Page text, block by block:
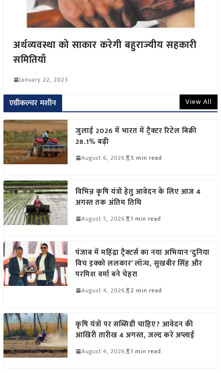
अर्थव्यवस्था को साकार करेगी बहुराज्यीय सहकारी
समितियाँ
January 22, 2023
एग्रीकल्चर मशीन View All
जुलाई 2026 में भारत में ट्रैक्टर रिटेल बिक्री
28.1% बढ़ी
August 6, 2026 5 min read
विभिन्न कृषि यंत्रों हेतु आवेदन के लिए आज 4
अगस्त तक अंतिम तिथि
August 5, 2026 1 min read
पंजाब में महिंद्रा ट्रैक्टर्स का नया अभियान ‘दुनिया
विच इक्को ललकार’ लॉन्च, सुखबीर सिंह और
परमिश वर्मा बने चेहरा
August 4, 2026 2 min read
कृषि यंत्रों पर सब्सिडी चाहिए? आवेदन की
आखिरी तारीख 4 अगस्त, जल्द करें अप्लाई
August 4, 2026 1 min read